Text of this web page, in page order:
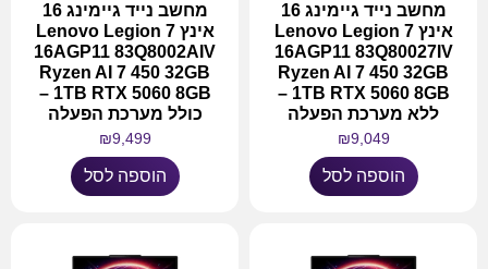
מחשב נייד גיימינג 16
אינץ Lenovo Legion 7
16AGP11 83Q80027IV
Ryzen AI 7 450 32GB
1TB RTX 5060 8GB –
ללא מערכת הפעלה
₪9,049
הוספה לסל
מחשב נייד גיימינג 16
אינץ Lenovo Legion 7
16AGP11 83Q8002AIV
Ryzen AI 7 450 32GB
1TB RTX 5060 8GB –
כולל מערכת הפעלה
₪9,499
הוספה לסל